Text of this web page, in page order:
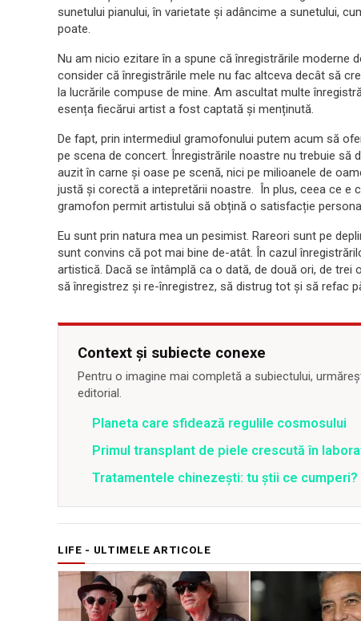
sunetului pianului, în varietate și adâncime a sunetului,
poate.
Nu am nicio ezitare în a spune că înregistrările moderne
consider că înregistrările mele nu fac altceva decât să
la lucrările compuse de mine. Am ascultat multe
esența fiecărui artist a fost captată și menținută.
De fapt, prin intermediul gramofonului putem acum să
pe scena de concert. Înregistrările noastre nu trebuie
auzit în carne și oase pe scenă, nici pe milioanele de
justă și corectă a intepretării noastre. În plus, ceea ce e
gramofon permit artistului să obțină o satisfacție
Eu sunt prin natura mea un pesimist. Rareori sunt pe
sunt convins că pot mai bine de-atât. În cazul
artistică. Dacă se întâmplă ca o dată, de două ori, de
să înregistrez și re-înregistrez, să distrug tot și să refac
Context și subiecte conexe
Pentru o imagine mai completă a subiectului,
editorial.
Planeta care sfidează regulile cosmosului
Primul transplant de piele crescută în
Tratamentele chinezești: tu știi ce cumperi?
LIFE - ULTIMELE ARTICOLE